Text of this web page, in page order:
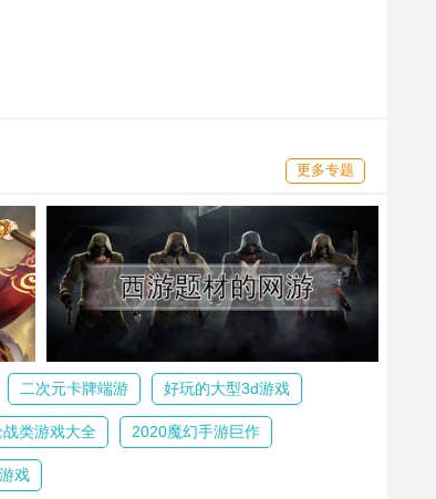
更多专题
二次元卡牌端游 好玩的大型3d游戏
战类游戏大全 2020魔幻手游巨作
戏